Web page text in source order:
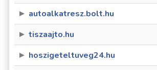
autoalkatresz.bolt.hu
tiszaajto.hu
hoszigeteltuveg24.hu